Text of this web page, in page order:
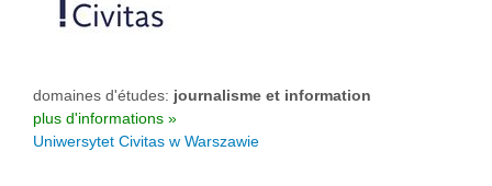
domaines d'études: journalisme et information
plus d'informations »
Uniwersytet Civitas w Warszawie